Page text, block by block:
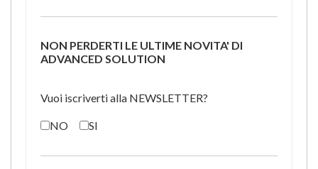
NON PERDERTI LE ULTIME NOVITA' DI
ADVANCED SOLUTION
Vuoi iscriverti alla NEWSLETTER?
NO SI